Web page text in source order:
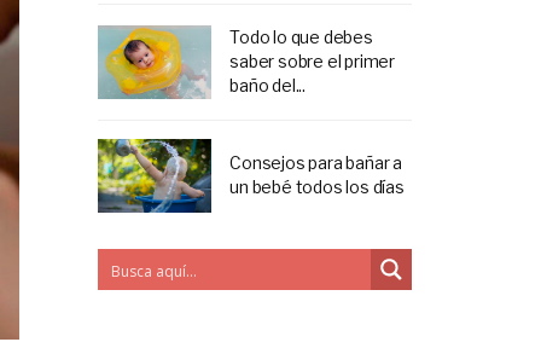
Todo lo que debes
saber sobre el primer
baño del...
Consejos para bañar a
un bebé todos los días